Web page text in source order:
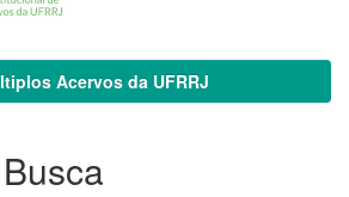
Acervos da UFRRJ